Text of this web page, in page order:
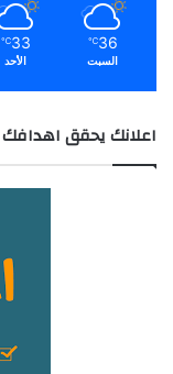
36
℃
السبت
33
℃
الأحد
اعلانك يحقق اهدافك